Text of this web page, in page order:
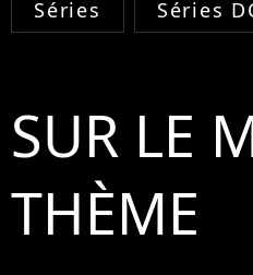
Séries Séries
SUR LE
THÈME